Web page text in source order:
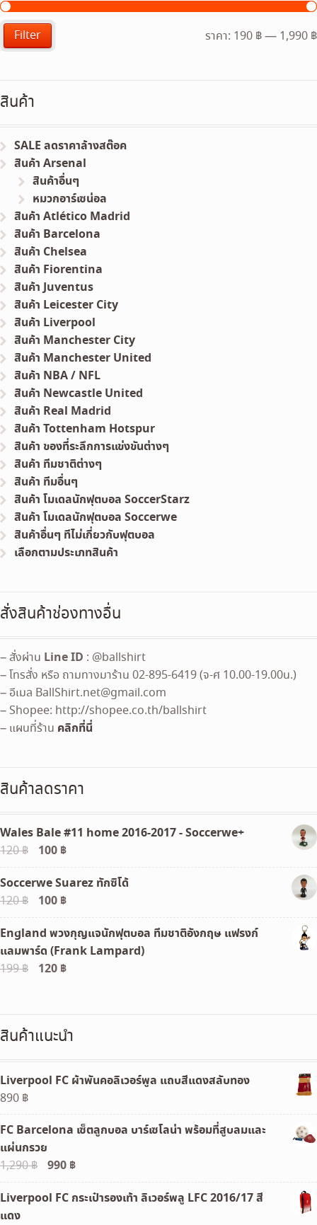
Filter ราคา: 190 ฿— 1,990 ฿
สินค้า
SALE ลดราคาล้างสต๊อค
สินค้า Arsenal
สินค้าอื่นๆ
หมวกอาร์เซน่อล
สินค้า Atlético Madrid
สินค้า Barcelona
สินค้า Chelsea
สินค้า Fiorentina
สินค้า Juventus
สินค้า Leicester City
สินค้า Liverpool
สินค้า Manchester City
สินค้า Manchester United
สินค้า NBA / NFL
สินค้า Newcastle United
สินค้า Real Madrid
สินค้า Tottenham Hotspur
สินค้า ของที่ระลึกการแข่งขันต่างๆ
สินค้า ทีมชาติต่างๆ
สินค้า ทีมอื่นๆ
สินค้า โมเดลนักฟุตบอล SoccerStarz
สินค้า โมเดลนักฟุตบอล Soccerwe
สินค้าอื่นๆ ทีไม่เกี่ยวกับฟุตบอล
เลือกตามประเภทสินค้า
สั่งสินค้าช่องทางอื่น
– สั่งผ่าน Line ID : @ballshirt
– โทรสั่ง หรือ ถามทางมาร้าน 02-895-6419 (จ-ศ 10.00-19.00น.)
– อีเมล BallShirt.net@gmail.com
– Shopee: http://shopee.co.th/ballshirt
– แผนที่ร้าน คลิกที่นี่
สินค้าลดราคา
Wales Bale #11 home 2016-2017 - Soccerwe+
120฿
Original
price
was:
120 ฿.
100 ฿Current
price
is:
100 ฿.
Soccerwe Suarez ทักซิโด้
120฿
Original
price
was:
120 ฿.
100 ฿Current
price
is:
100 ฿.
England พวงกุญแจนักฟุตบอล ทีมชาติอังกฤษ แฟรงก์
แลมพาร์ด (Frank Lampard)
199฿
Original
120 ฿Current
สินค้าแนะนำ
Liverpool FC ผ้าพันคอลิเวอร์พูล แถบสีแดงสลับทอง
890 ฿
FC Barcelona เซ็ตลูกบอล บาร์เซโลน่า พร้อมที่สูบลมและ
แผ่นกรวย
1,290฿
Original
price
was:
990 ฿Current
price
is:
Liverpool FC กระเป๋ารองเท้า ลิเวอร์พลู LFC 2016/17 สี
แดง